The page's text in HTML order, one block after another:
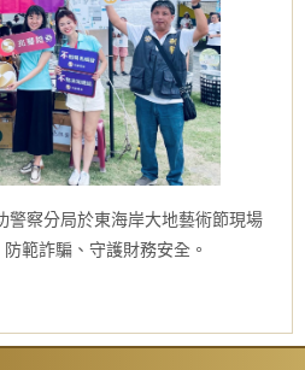
警察分局於東海岸大地藝術節現場
範詐騙、守護財務安全。